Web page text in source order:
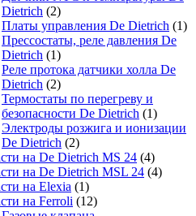
Dietrich (2)
Платы управления De Dietrich (1)
Прессостаты, реле давления De
Dietrich (1)
Реле протока датчики холла De
Dietrich (2)
Термостаты по перегреву и
безопасности De Dietrich (1)
Электроды розжига и ионизации
De Dietrich (2)
на De Dietrich MS 24 (4)
на De Dietrich MSL 24 (4)
на Elexia (1)
на Ferroli (12)